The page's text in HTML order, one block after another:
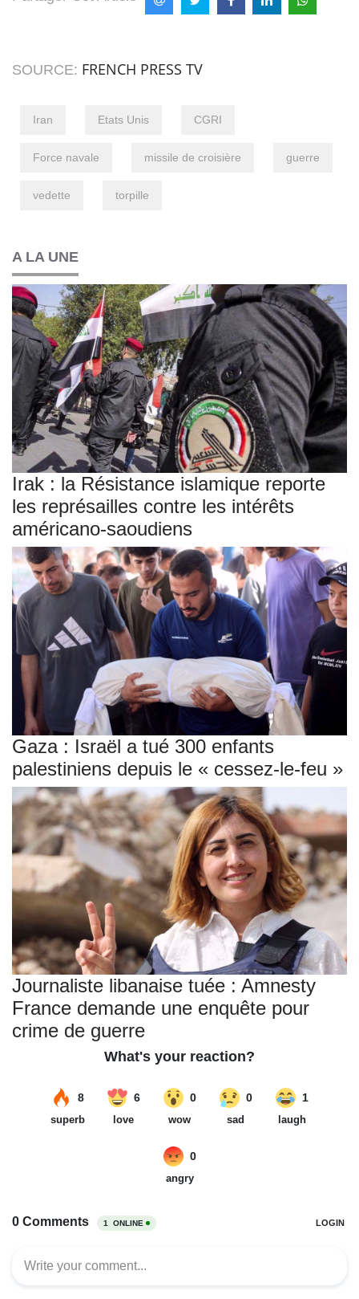
SOURCE: FRENCH PRESS TV
Iran Etats Unis CGRI
Force navale missile de croisière guerre
vedette torpille
A LA UNE
Irak : la Résistance islamique reporte
les représailles contre les intérêts
américano-saoudiens
Gaza : Israël a tué 300 enfants
palestiniens depuis le « cessez-le-feu »
Journaliste libanaise tuée : Amnesty
France demande une enquête pour
crime de guerre